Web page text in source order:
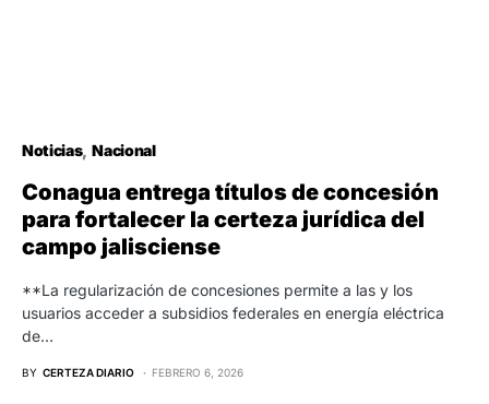
Noticias Nacional
Conagua entrega títulos de concesión
para fortalecer la certeza jurídica del
campo jalisciense
**La regularización de concesiones permite a las y los
usuarios acceder a subsidios federales en energía eléctrica
de…
BY CERTEZA DIARIO FEBRERO 6, 2026